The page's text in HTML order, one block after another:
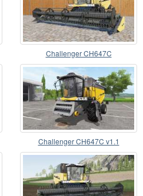
Challenger CH647C
Challenger CH647C v1.1